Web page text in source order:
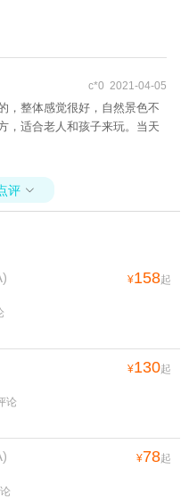
c*0 2021-04-05
，整体感觉很好，自然景色不
，适合老人和孩子来玩。当天
评 
¥158起
¥130起
论
¥78起